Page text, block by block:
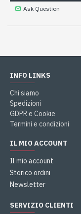
Ask Question
INFO LINKS
Chi siamo
Spedizioni
GDPR e Cookie
Termini e condizioni
IL MIO ACCOUNT
Il mio account
Storico ordini
Newsletter
SERVIZIO CLIENTI